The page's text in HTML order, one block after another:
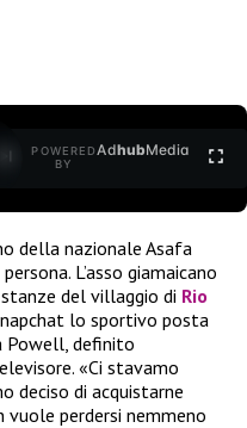
POWERED
BY
AdhubMedia
della nazionale Asafa
L’asso giamaicano
del villaggio di Rio
lo sportivo posta
Powell, definito
«Ci stavamo
deciso di acquistarne
vuole perdersi nemmeno